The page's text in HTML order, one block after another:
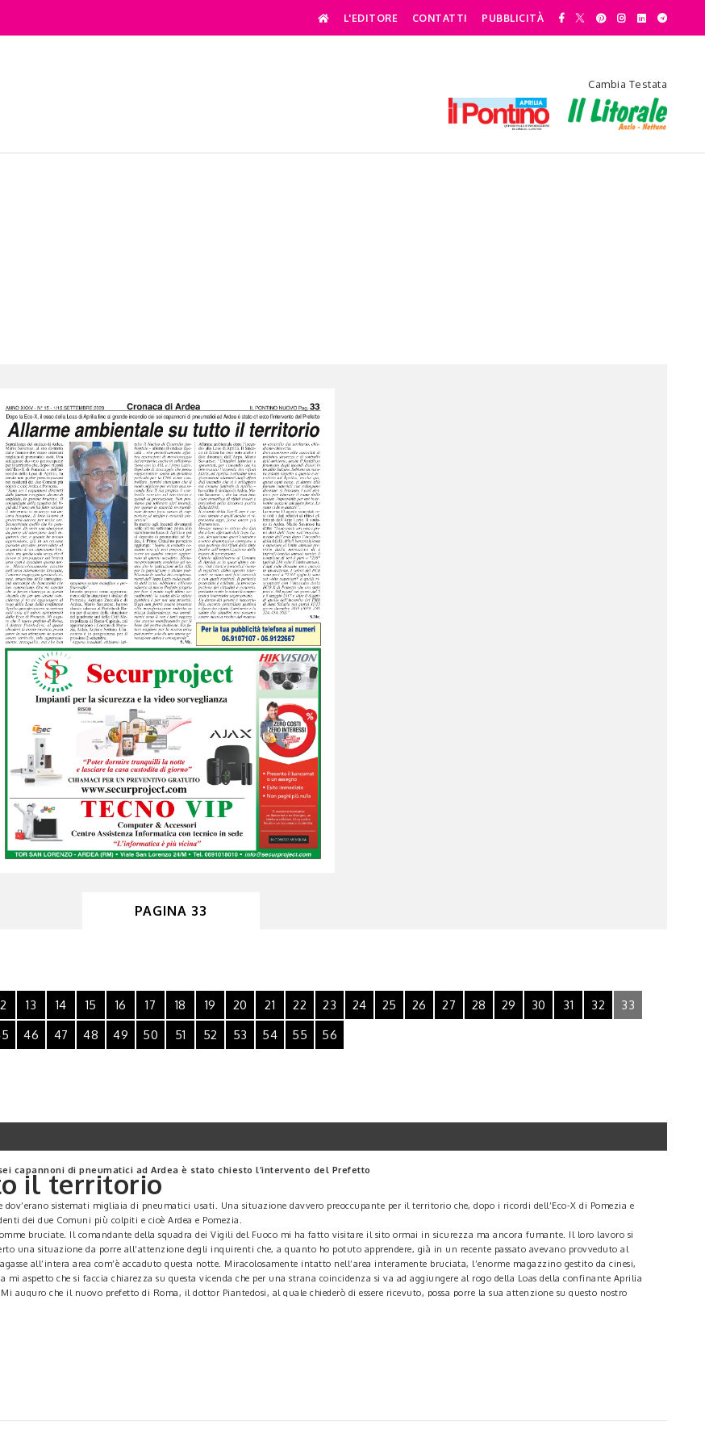
L'EDITORE CONTATTI PUBBLICITÀ
Cambia Testata
PAGINA 33
13 14 15 16 17 18 19 20 21 22 23 24 25 26 27 28 29 30 31 32
33
46 47 48 49 50 51 52 53 54 55 56
capannoni di pneumatici ad Ardea è stato chiesto l’intervento del Prefetto
il territorio
sistemati migliaia di pneumatici usati. Una situazione davvero preoccupante per il territorio che, dopo i ricordi dell’Eco-X di Pomezia e
dei due Comuni più colpiti e cioè Ardea e Pomezia.
bruciate. Il comandante della squadra dei Vigili del Fuoco mi ha fatto visitare il sito ormai in sicurezza ma ancora fumante. Il loro lavoro si
una situazione da porre all’attenzione degli inquirenti che, a quanto ho potuto apprendere, già in un recente passato avevano provveduto al
all’intera area com’è accaduto questa notte. Miracolosamente intatto nell’area interamente bruciata, l’enorme magazzino gestito da cinesi,
aspetto che si faccia chiarezza su questa vicenda che per una strana coincidenza si va ad aggiungere al rogo della Loas della confinante Aprilia
auguro che il nuovo prefetto di Roma, il dottor Piantedosi, al quale chiederò di essere ricevuto, possa porre la sua attenzione su questo nostro
e perfino mafie”.
e Nettuno. L’incontro è in programma per il prossimo 2 settembre.
controllato, perché riteniamo che il modo migliore per evitare una seconda Eco X sia proprio il controllo serrato sul territorio e quindi la prevenzione.
farsi carico di supportare al meglio i controlli preventivi”.
di Aprilia e poi al deposito di pneumatici ad Ardea, il Primo Cittadino pometino aggiunge: “Siamo in contatto costante con gli enti preposti per
sul nostro sito le indicazioni della ASL per la popolazione e stiamo pubblicando le analisi dei campionamenti dell’Arpa Lazio sulla qualità
ultimi accadimenti: la tutela della salute pubblica è per noi una priorità. Oggi non potrò essere presente alla manifestazione indetta in piazza
per il bene del nostro ambiente. Un futuro migliore per la nostra terra può partire solo da una nuova generazione attiva e consapevole”.